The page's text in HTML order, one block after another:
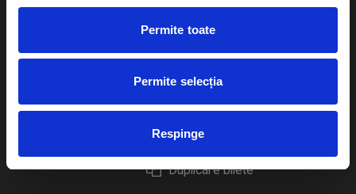
Permite toate
Permite selecția
Respinge
Plata online sau cash
eBilet printat acasa
Livrare prin curier
Returnare bilete
Duplicare bilete
festivaluri
Pentru copii